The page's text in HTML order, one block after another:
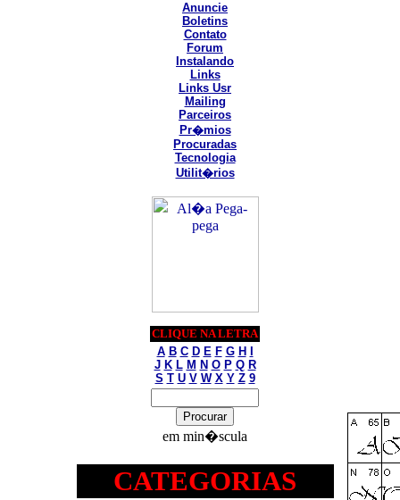
Anuncie
Boletins
Contato
Forum
Instalando
Links
Links Usr
Mailing
Parceiros
Pr�mios
Procuradas
Tecnologia
Utilit�rios
CLIQUE NA LETRA
A B C D E F G H
J K L M N O P Q R
S T U V W X Y Z 9
em min�scula
CATEGORIAS